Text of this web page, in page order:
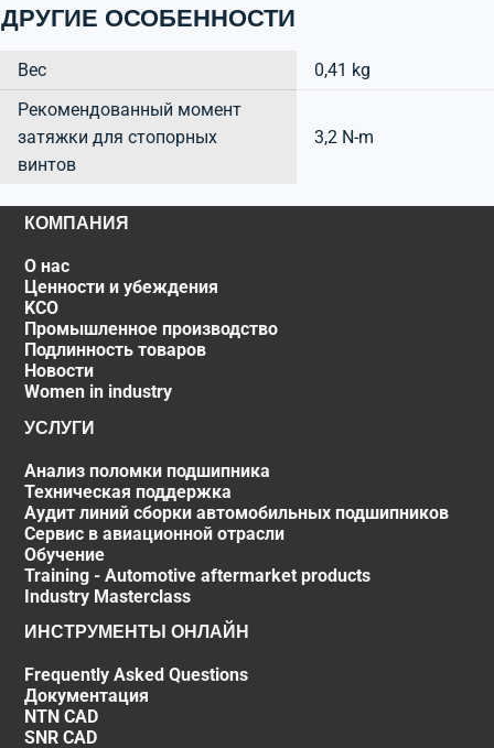
ДРУГИЕ ОСОБЕННОСТИ
Вес
0,41 kg
Рекомендованный момент
затяжки для стопорных
винтов
3,2 N-m
КОМПАНИЯ
О нас
Ценности и убеждения
KCO
Промышленное производство
Подлинность товаров
Новости
Women in industry
УСЛУГИ
Анализ поломки подшипника
Техническая поддержка
Аудит линий сборки автомобильных подшипников
Сервис в авиационной отрасли
Обучение
Training - Automotive aftermarket products
Industry Masterclass
ИНСТРУМЕНТЫ ОНЛАЙН
Frequently Asked Questions
Документация
NTN CAD
SNR CAD